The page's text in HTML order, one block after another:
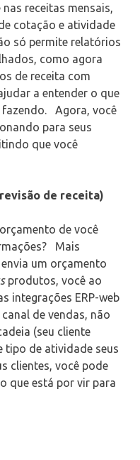
receitas mensais,
cotação e atividade
só permite relatórios
como agora
de receita com
a entender o que
fazendo.
Agora, você
para seus
que você
de receita)
de você
Mais
um orçamento
produtos, você ao
integrações ERP-web
de vendas, não
(seu cliente
tipo de atividade seus
clientes, você pode
que está por vir para